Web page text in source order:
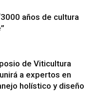
años de cultura
de Viticultura
a expertos en
holístico y diseño